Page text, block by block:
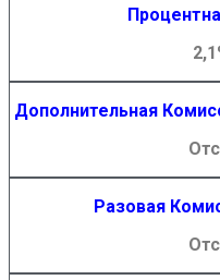
Дополнительная
Разовая